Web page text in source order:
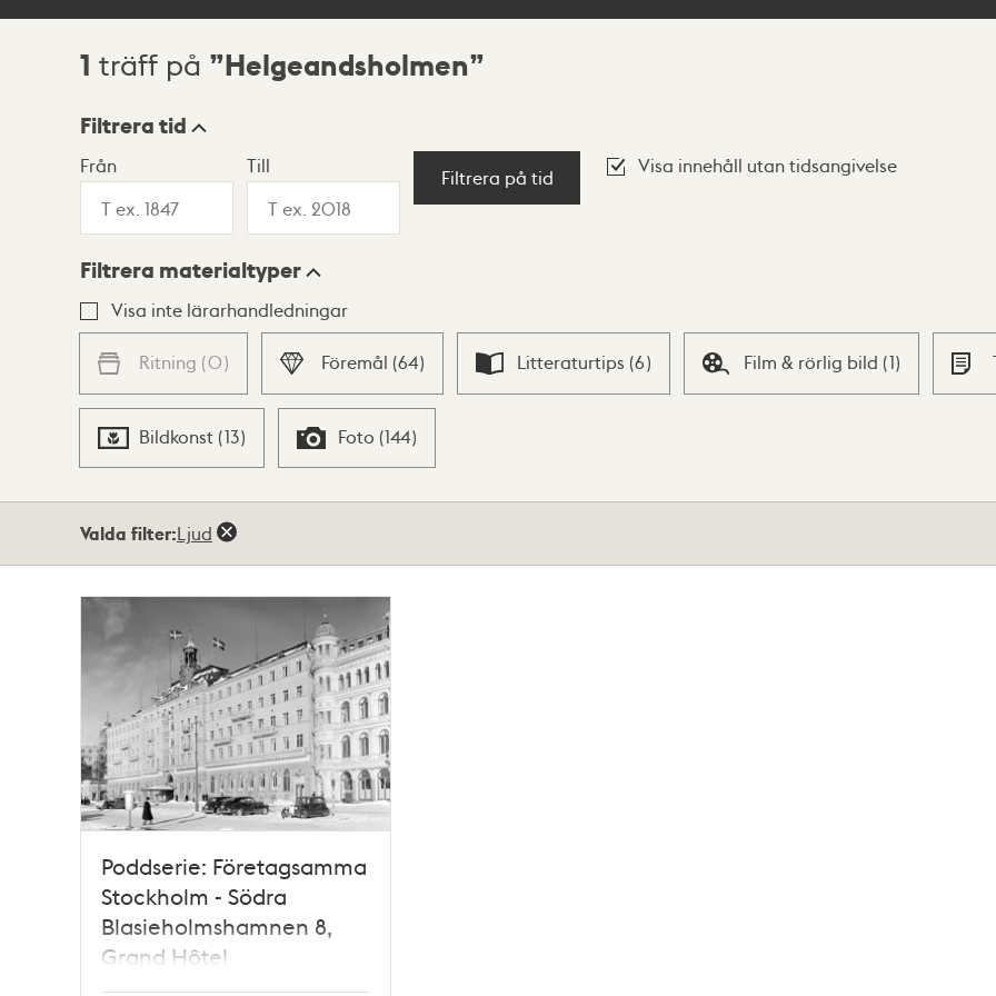
Sökresultat
1 träff på Helgeandsholmen
Visningsläge
Lista Karta
Filtrera tid
Från Till
Filtrera på tid
Visa innehåll utan tidsangivelse
Filtrera materialtyper
Visa inte lärarhandledningar
Ritning (0) Föremål (64) Litteraturtips (6) Film & rörlig bild (1)
Bildkonst (13) Foto (144)
Valda filter:Ljud
Poddserie: Företagsamma
Stockholm - Södra
Blasieholmshamnen 8,
Grand Hôtel